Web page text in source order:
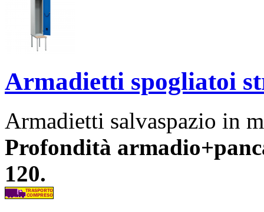
Armadietti spogliatoi
Armadietti salvaspazio in
Profondità
120.